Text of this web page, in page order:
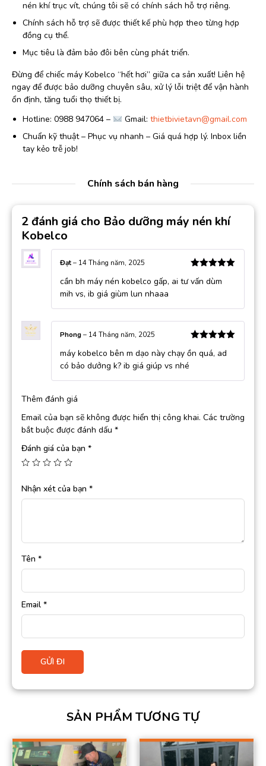
nén khí trục vít, chúng tôi sẽ có chính sách hỗ trợ riêng.
Chính sách hỗ trợ sẽ được thiết kế phù hợp theo từng hợp
đồng cụ thể.
Mục tiêu là đảm bảo đôi bên cùng phát triển.
Đừng để chiếc máy Kobelco “hết hơi” giữa ca sản xuất! Liên hệ
ngay để được bảo dưỡng chuyên sâu, xử lý lỗi triệt để vận hành
ổn định, tăng tuổi thọ thiết bị.
Hotline: 0988 947064 –
Gmail: thietbivietavn@gmail.com
Chuẩn kỹ thuật – Phục vụ nhanh – Giá quá hợp lý. Inbox liền
tay kẻo trễ job!
Chính sách bán hàng
2 đánh giá cho Bảo dưỡng máy nén khí
Kobelco
hạng55
Đạt– 14 Tháng năm, 2025
cần bh máy nén kobelco gấp, ai tư vấn dùm
mih vs, ib giá giùm lun nhaaa
hạng5 5
Phong– 14 Tháng năm, 2025
máy kobelco bên m dạo này chạy ồn quá, ad
có bảo dưởng k? ib giá giúp vs nhé
Thêm đánh giá
Email của bạn sẽ không được hiển thị công khai. Các trường
bắt buộc được đánh dấu *
Đánh giá của bạn *
Nhận xét của bạn *
Tên *
Email *
SẢN PHẨM TƯƠNG TỰ